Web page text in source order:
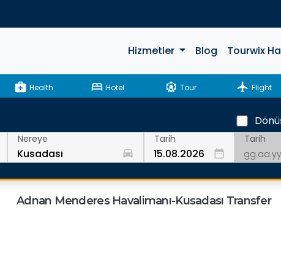
Hizmetler Blog Tourwix
medical_services Health bed Hotel attractions Tour flight Flight
Nereye
drive_eta
Tarih
date_range
Tarih
Adnan Menderes Havalimanı-Kusadası Transfer